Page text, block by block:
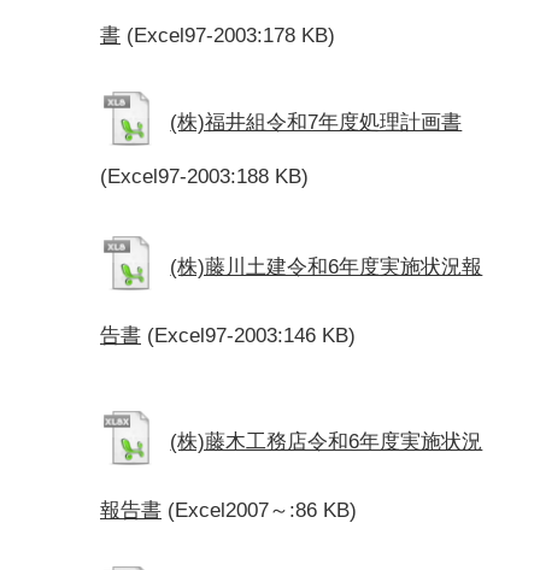
書 (Excel97-2003:178 KB)
(株)福井組令和7年度処理計画書
(Excel97-2003:188 KB)
(株)藤川土建令和6年度実施状況報
告書 (Excel97-2003:146 KB)
(株)藤木工務店令和6年度実施状況
報告書 (Excel2007～:86 KB)